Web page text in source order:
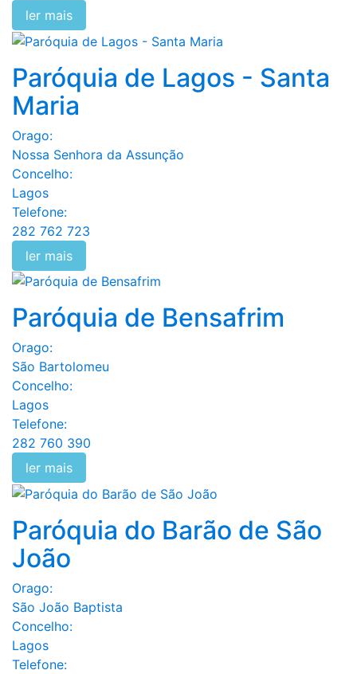
ler mais
Paróquia de Lagos - Santa
Maria
Orago:
Nossa Senhora da Assunção
Concelho:
Lagos
Telefone:
282 762 723
ler mais
Paróquia de Bensafrim
Orago:
São Bartolomeu
Concelho:
Lagos
Telefone:
282 760 390
ler mais
Paróquia do Barão de São
João
Orago:
São João Baptista
Concelho:
Lagos
Telefone: